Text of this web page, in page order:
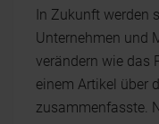
In Zukunft werden
Unternehmen und
verändern wie das
einem Artikel über
zusammenfasste.